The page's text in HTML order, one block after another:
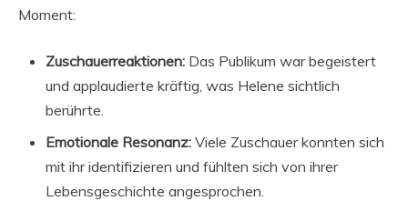
Moment:
Zuschauerreaktionen: Das Publikum war begeistert
und applaudierte kräftig, was Helene sichtlich
berührte.
Emotionale Resonanz: Viele Zuschauer konnten sich
mit ihr identifizieren und fühlten sich von ihrer
Lebensgeschichte angesprochen.